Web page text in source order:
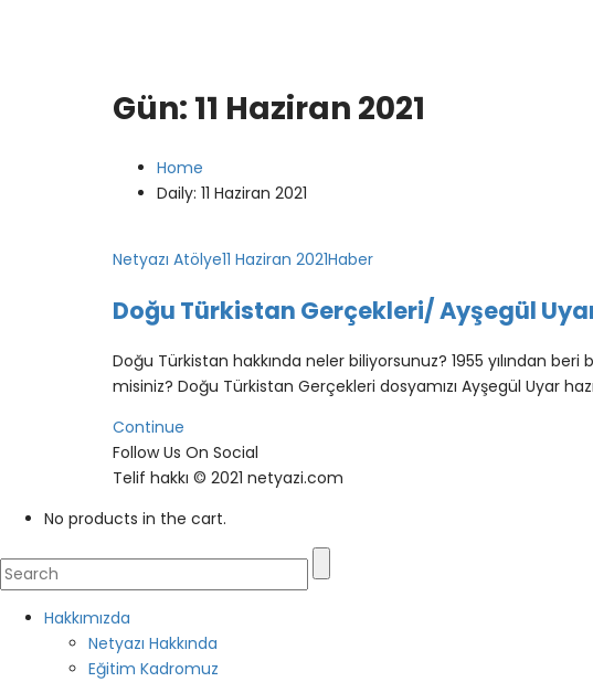
Gün: 11 Haziran 2021
Home
Daily: 11 Haziran 2021
Netyazı Atölye11 Haziran 2021Haber
Doğu Türkistan Gerçekleri/ Ayşegül
Doğu Türkistan hakkında neler biliyorsunuz? 1955 yılından
misiniz? Doğu Türkistan Gerçekleri dosyamızı Ayşegül Uyar
Continue
Follow Us On Social
Telif hakkı © 2021 netyazi.com
No products in the cart.
Hakkımızda
Netyazı Hakkında
Eğitim Kadromuz